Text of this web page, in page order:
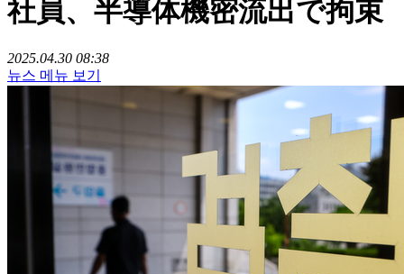
社員、半導体機密流出で拘束
2025.04.30 08:38
뉴스 메뉴 보기